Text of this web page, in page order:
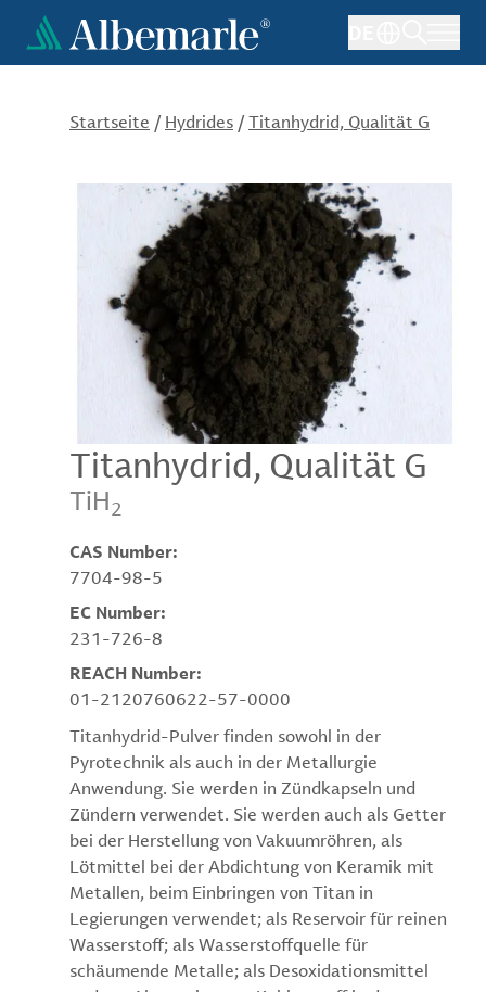
Direkt
zum
Inhalt
Startseite / Hydrides /Titanhydrid, Qualität G
Titanhydrid, Qualität G
TiH2
CAS Number:
7704-98-5
EC Number:
231-726-8
REACH Number:
01-2120760622-57-0000
Titanhydrid-Pulver finden sowohl in der
Pyrotechnik als auch in der Metallurgie
Anwendung. Sie werden in Zündkapseln und
Zündern verwendet. Sie werden auch als Getter
bei der Herstellung von Vakuumröhren, als
Lötmittel bei der Abdichtung von Keramik mit
Metallen, beim Einbringen von Titan in
Legierungen verwendet; als Reservoir für reinen
Wasserstoff; als Wasserstoffquelle für
schäumende Metalle; als Desoxidationsmittel